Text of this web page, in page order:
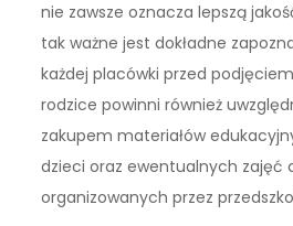
nie zawsze oznacza lepszą
tak ważne jest dokładne
każdej placówki przed
rodzice powinni również
zakupem materiałów
dzieci oraz ewentualnych zajęć
organizowanych przez